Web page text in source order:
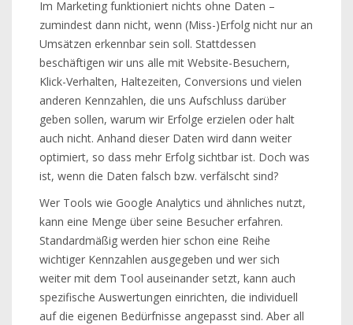
Im Marketing funktioniert nichts ohne Daten –
zumindest dann nicht, wenn (Miss-)Erfolg nicht nur an
Umsätzen erkennbar sein soll. Stattdessen
beschäftigen wir uns alle mit Website-Besuchern,
Klick-Verhalten, Haltezeiten, Conversions und vielen
anderen Kennzahlen, die uns Aufschluss darüber
geben sollen, warum wir Erfolge erzielen oder halt
auch nicht. Anhand dieser Daten wird dann weiter
optimiert, so dass mehr Erfolg sichtbar ist. Doch was
ist, wenn die Daten falsch bzw. verfälscht sind?
Wer Tools wie Google Analytics und ähnliches nutzt,
kann eine Menge über seine Besucher erfahren.
Standardmäßig werden hier schon eine Reihe
wichtiger Kennzahlen ausgegeben und wer sich
weiter mit dem Tool auseinander setzt, kann auch
spezifische Auswertungen einrichten, die individuell
auf die eigenen Bedürfnisse angepasst sind. Aber all